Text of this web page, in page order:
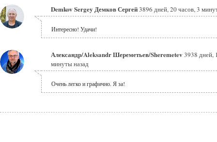
Demkov Sergey Демков Сергей3896 дней, 20 часов, 3
Интересно! Удачи!
Александр/Aleksandr Шереметьев/Sheremetev 3938 дней,
минуты назад
Очень легко и графично. Я за!